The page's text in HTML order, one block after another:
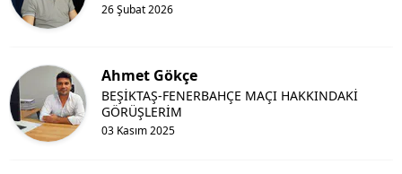
26 Şubat 2026
Ahmet Gökçe
03 Kasım 2025
BEŞİKTAŞ-FENERBAHÇE MAÇI HAKKINDAKİ
GÖRÜŞLERİM